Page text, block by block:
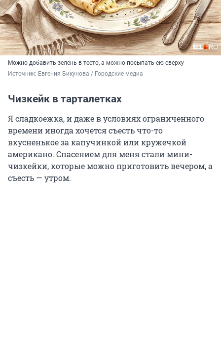
Можно добавить зелень в тесто, а можно посыпать ею сверху
Источник: Евгения Бикунова / Городские медиа
Чизкейк в тарталетках
Я сладкоежка, и даже в условиях ограниченного
времени иногда хочется съесть что-то
вкусненькое за капучинкой или кружечкой
американо. Спасением для меня стали мини-
чизкейки, которые можно приготовить вечером, а
съесть — утром.